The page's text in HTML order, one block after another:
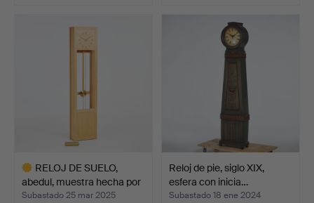
RELOJ DE SUELO,
abedul, muestra hecha por
…
Subastado 25 mar 2025
Reloj de pie, siglo XIX,
esfera con inicia…
Subastado 18 ene 2024